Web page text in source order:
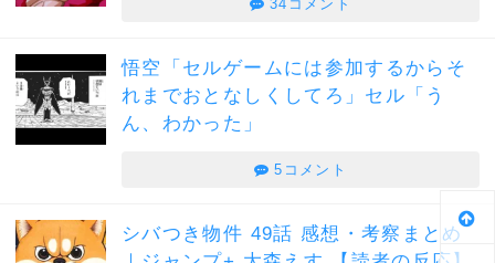
34コメント
悟空「セルゲームには参加するからそ
れまでおとなしくしてろ」セル「う
ん、わかった」
5コメント
シバつき物件 49話 感想・考察まとめ